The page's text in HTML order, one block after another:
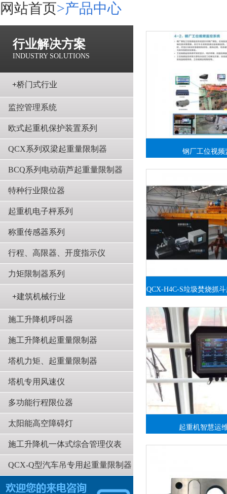
网站首页>产品中心
行业解决方案
INDUSTRY SOLUTIONS
+桥门式行业
监控管理系统
欧式起重机保护装置系列
QCX系列双梁起重量限制器
BCQ系列电动葫芦起重量限制器
特种行业限位器
起重机电子枰系列
称重传感器系列
行程、高限器、开度指示仪
力矩限制器系列
+建筑机械行业
施工升降机呼叫器
施工升降机起重量限制器
塔机力矩、起重量限制器
塔机专用风速仪
多功能行程限位器
太阳能高空障碍灯
施工升降机一体式综合管理仪表
QCX-Q型汽车吊专用起重量限制器
钢厂工位视频
QCX-H4C-S垃圾焚烧抓
管理系
起重机智慧运